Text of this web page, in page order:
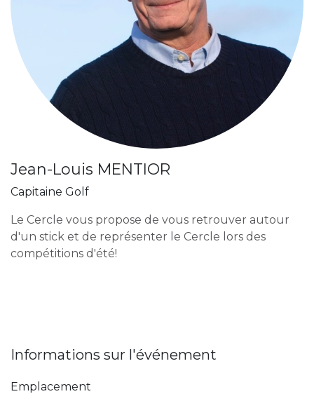
Jean-Louis MENTIOR
Capitaine Golf
Le Cercle vous propose de vous retrouver autour
d'un stick et de représenter le Cercle lors des
compétitions d'été!
Informations sur l'événement
Emplacement